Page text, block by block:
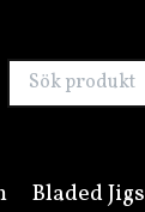
Bladed Jigs